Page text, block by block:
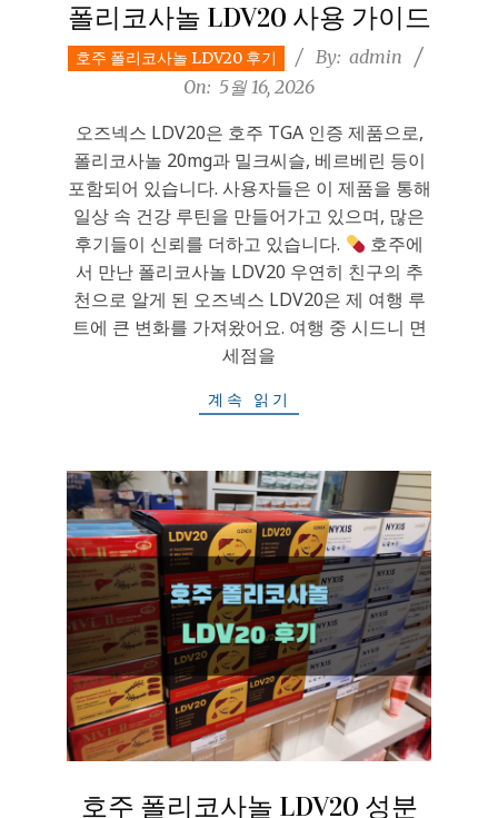
폴리코사놀 LDV20 사용 가이드
2026-
05-
호주 폴리코사놀 LDV20 후기 By: admin
On: 5월 16, 2026
오즈넥스 LDV20은 호주 TGA 인증 제품으로,
폴리코사놀 20mg과 밀크씨슬, 베르베린 등이
포함되어 있습니다. 사용자들은 이 제품을 통해
일상 속 건강 루틴을 만들어가고 있으며, 많은
후기들이 신뢰를 더하고 있습니다.
호주에
서 만난 폴리코사놀 LDV20 우연히 친구의 추
천으로 알게 된 오즈넥스 LDV20은 제 여행 루
트에 큰 변화를 가져왔어요. 여행 중 시드니 면
세점을
계속 읽기
호주 폴리코사놀 LDV20 성분